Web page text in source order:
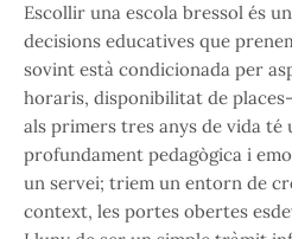
Escollir una escola bressol és
decisions educatives que
sovint està condicionada per
horaris, disponibilitat de
als primers tres anys de vida té
profundament pedagògica i
un servei; triem un entorn de
context, les portes obertes